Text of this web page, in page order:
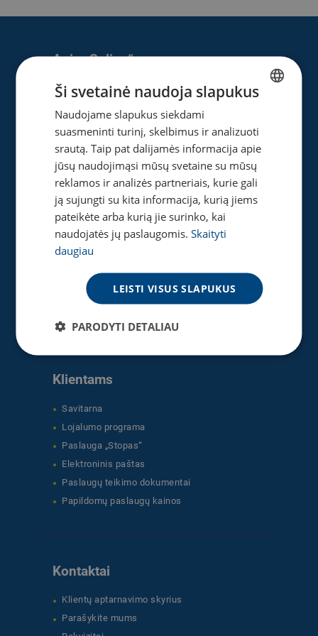
Apie „Splius“
Apie mus
Karjera
Privatumo ir slapukų politika
Naudinga
Gaukite pasiūlymą
Tinklaraštis
Akcijos
Greičio matuoklė
Klientams
Savitarna
Lojalumo programa
Paslauga „Stopas“
Elektroninis paštas
Paslaugų teikimo dokumentai
Papildomų paslaugų kainos
Kontaktai
Klientų aptarnavimo skyrius
Parašykite mums
ENGLISH
Ši svetainė naudoja slapukus
Naudojame slapukus siekdami
suasmeninti turinį, skelbimus ir analizuoti
srautą. Taip pat dalijamės informacija apie
jūsų naudojimąsi mūsų svetaine su mūsų
reklamos ir analizės partneriais, kurie gali
ją sujungti su kita informacija, kurią jiems
pateikėte arba kurią jie surinko, kai
naudojatės jų paslaugomis. Skaityti
daugiau
LEISTI VISUS SLAPUKUS
PARODYTI DETALIAU